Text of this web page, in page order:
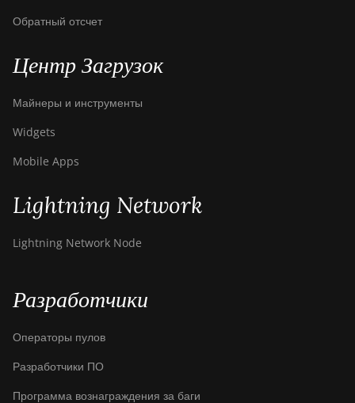
Обратный отсчет
Центр Загрузок
Майнеры и инструменты
Widgets
Mobile Apps
Lightning Network
Lightning Network Node
Разработчики
Операторы пулов
Разработчики ПО
Программа вознаграждения за баги